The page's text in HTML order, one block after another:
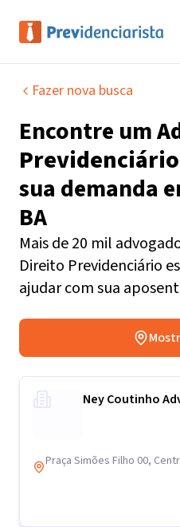
Fazer nova busca
Encontre um
Previdenciário
sua demanda
BA
Mais de 20 mil
Direito Previdenciário
ajudar com sua
Ney Coutinho
Praça Simões Filho 00,